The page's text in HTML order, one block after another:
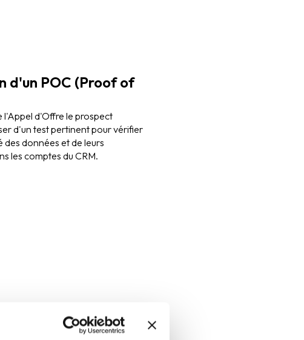
d'un POC (Proof of
l'Appel d'Offre le prospect
d'un test pertinent pour vérifier
des données et de leurs
les comptes du CRM.